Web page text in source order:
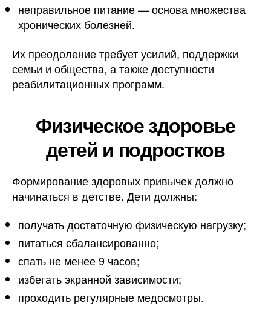
неправильное питание — основа множества
хронических болезней.
Их преодоление требует усилий, поддержки
семьи и общества, а также доступности
реабилитационных программ.
Физическое здоровье
детей и подростков
Формирование здоровых привычек должно
начинаться в детстве. Дети должны:
получать достаточную физическую нагрузку;
питаться сбалансированно;
спать не менее 9 часов;
избегать экранной зависимости;
проходить регулярные медосмотры.